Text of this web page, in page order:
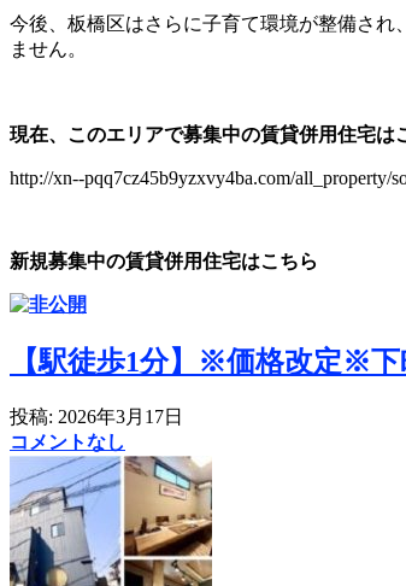
今後、板橋区はさらに子育て環境が整備さ
ません。
現在、このエリアで募集中の賃貸併用住宅は
http://xn--pqq7cz45b9yzxvy4ba.com/all_property/
新規募集中の賃貸併用住宅はこちら
【駅徒歩1分】※価格改定※
投稿: 2026年3月17日
コメントなし